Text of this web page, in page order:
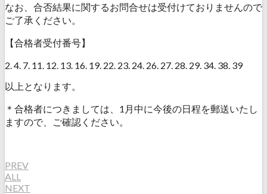
なお、合否結果に関するお問合せは受付けておりませんので
ご了承ください。
【合格者受付番号】
2. 4. 7. 11. 12. 13. 16. 19. 22. 23. 24. 26. 27. 28. 29. 34. 38. 39
以上となります。
＊合格者につきましては、1月中に今後の日程を郵送いたし
ますので、ご確認ください。
PREV
ALL
NEXT